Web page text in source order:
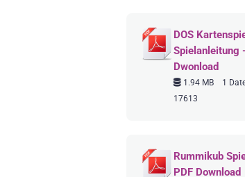
DOS
Spielanleitung
Dwonload
1.94 MB
1
17613
Rummikub
PDF Download